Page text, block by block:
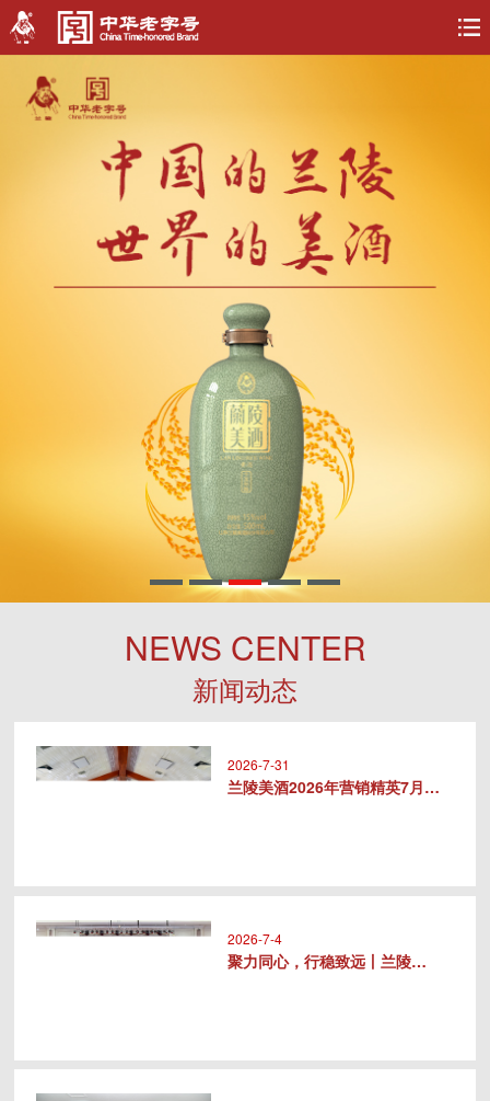
NEWS CENTER
新闻动态
2026-7-31
兰陵美酒2026年营销精英7月专..
2026-7-4
聚力同心，行稳致远丨兰陵美酒20..